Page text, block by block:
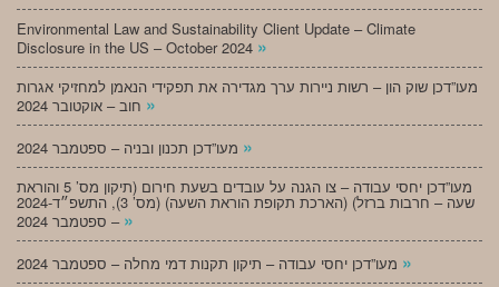
Environmental Law and Sustainability Client Update – Climate
Disclosure in the US – October 2024 »
מעו”דכן שוק הון – רשות ניירות ערך מגדירה את תפקידי הנאמן למחזיקי אגרות
»
»
מעו”דכן יחסי עבודה – צו הגנה על עובדים בשעת חירום (תיקון מס’ 5 והוראת
שעה – חרבות ברזל) (הארכת תקופת הוראת השעה) (מס’ 3), התשפ״ד-2024
– ספטמבר 2024 »
»